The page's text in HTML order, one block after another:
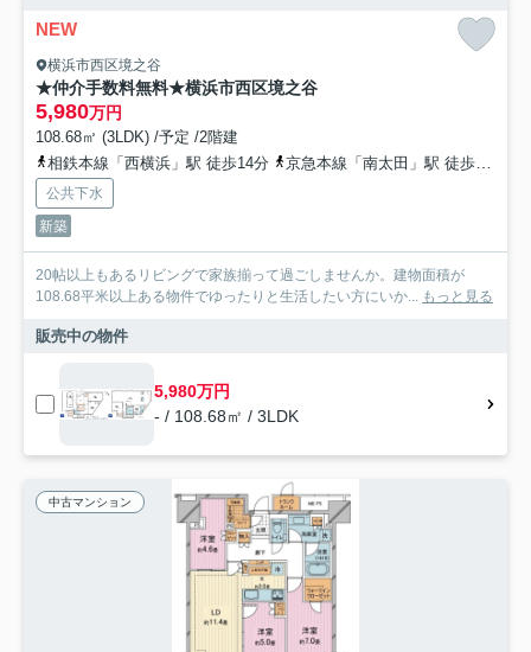
NEW
横浜市西区境之谷
★仲介手数料無料★横浜市西区境之谷
5,980万円
108.68㎡ (3LDK) /予定 /2階建
相鉄本線「西横浜」駅 徒歩14分
京急本線「南太田」駅 徒歩14分
公共下水
新築
20帖以上もあるリビングで家族揃って過ごしませんか。建物面積が
108.68平米以上ある物件でゆったりと生活したい方にいか... もっと見る
販売中の物件
5,980万円
- / 108.68㎡ / 3LDK
中古マンション